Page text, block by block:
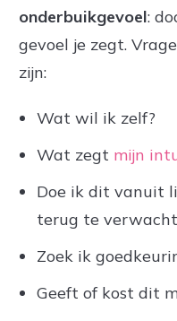
onderbuikgevoel:
gevoel je zegt.
zijn:
Wat wil ik zelf?
Wat zegt mijn
Doe ik dit vanuit
terug te
Zoek ik
Geeft of kost dit